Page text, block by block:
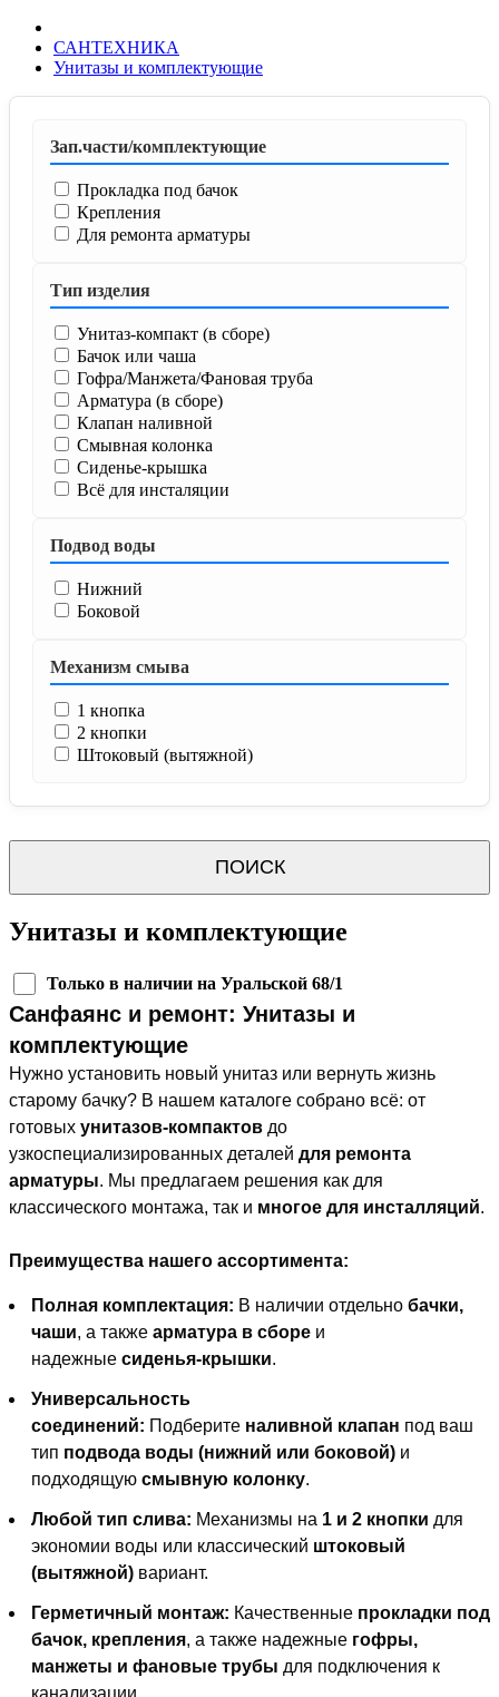
САНТЕХНИКА
Унитазы и комплектующие
Зап.части/комплектующие
Прокладка под бачок
Крепления
Для ремонта арматуры
Тип изделия
Унитаз-компакт (в сборе)
Бачок или чаша
Гофра/Манжета/Фановая труба
Арматура (в сборе)
Клапан наливной
Смывная колонка
Сиденье-крышка
Всё для инсталяции
Подвод воды
Нижний
Боковой
Механизм смыва
1 кнопка
2 кнопки
Штоковый (вытяжной)
ПОИСК
Унитазы и комплектующие
Только в наличии на Уральской 68/1
Санфаянс и ремонт: Унитазы и
комплектующие
Нужно установить новый унитаз или вернуть жизнь
старому бачку? В нашем каталоге собрано всё: от
готовых унитазов-компактов до
узкоспециализированных деталей для ремонта
арматуры. Мы предлагаем решения как для
классического монтажа, так и многое для инсталляций.
Преимущества нашего ассортимента:
Полная комплектация: В наличии отдельно бачки,
чаши, а также арматура в сборе и
надежные сиденья-крышки.
Универсальность
соединений: Подберите наливной клапан под ваш
тип подвода воды (нижний или боковой) и
подходящую смывную колонку.
Любой тип слива: Механизмы на 1 и 2 кнопки для
экономии воды или классический штоковый
(вытяжной) вариант.
Герметичный монтаж: Качественные прокладки под
бачок, крепления, а также надежные гофры,
манжеты и фановые трубы для подключения к
канализации